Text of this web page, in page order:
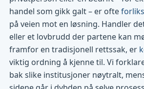
handel som gikk galt – er ofte
på veien mot en løsning. Handler
eller et lovbrudd der partene kan
framfor en tradisjonell rettssak, er
viktig ordning å kjenne til. Vi
bak slike institusjoner nøytralt,